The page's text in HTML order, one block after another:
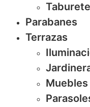
Parabanes
Terrazas